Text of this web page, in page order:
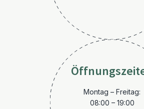
Montag – Freitag:
08:00 – 19:00